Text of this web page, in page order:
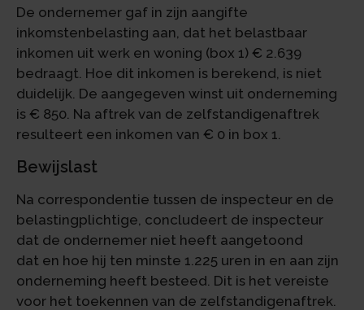
De ondernemer gaf in zijn aangifte
inkomstenbelasting aan, dat het belastbaar
inkomen uit werk en woning (box 1) € 2.639
bedraagt. Hoe dit inkomen is berekend, is niet
duidelijk. De aangegeven winst uit onderneming
is € 850. Na aftrek van de zelfstandigenaftrek
resulteert een inkomen van € 0 in box 1.
Bewijslast
Na correspondentie tussen de inspecteur en de
belastingplichtige, concludeert de inspecteur
dat de ondernemer niet heeft aangetoond
dat en hoe hij ten minste 1.225 uren in en aan zijn
onderneming heeft besteed. Dit is het vereiste
voor het toekennen van de zelfstandigenaftrek.